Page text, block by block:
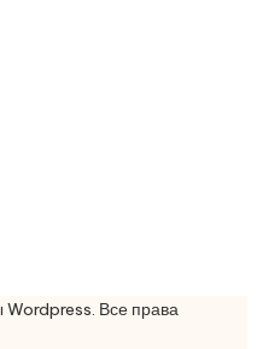
Все права